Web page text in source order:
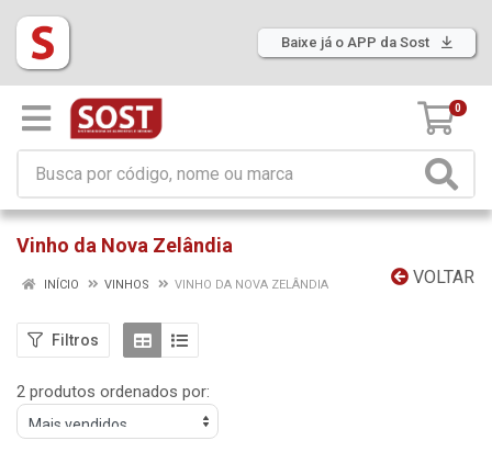
Baixe já o APP da Sost
0
Vinho da Nova Zelândia
VOLTAR
INÍCIO VINHOS VINHO DA NOVA ZELÂNDIA
Filtros
2 produtos ordenados por: